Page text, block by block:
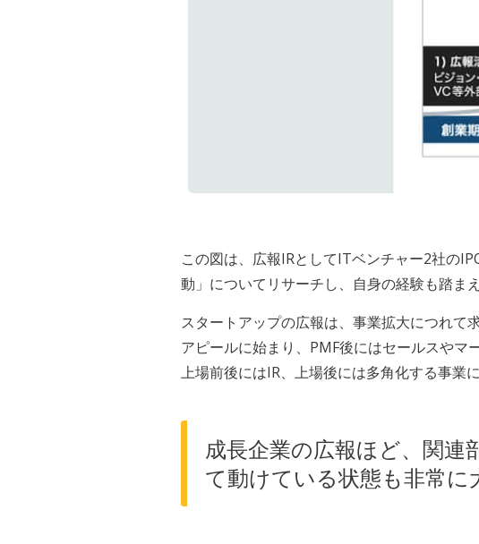
この図は、広報IRとしてITベンチャー2社の
動」についてリサーチし、自身の経験も踏ま
スタートアップの広報は、事業拡大につれて
アピールに始まり、PMF後にはセールスやマ
上場前後にはIR、上場後には多角化する事業
成長企業の広報ほど、関
て動けている状態も非常に